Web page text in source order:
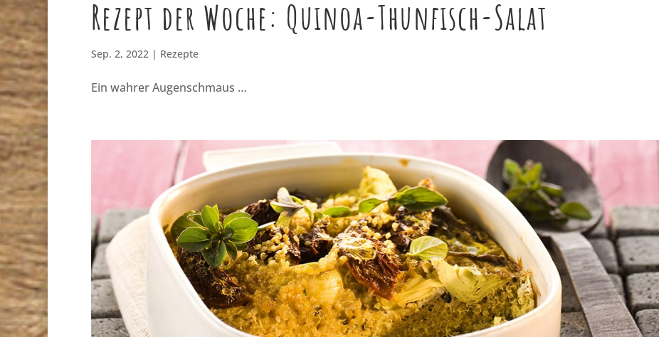
Rezept der Woche: Quinoa-Thunfisch-Salat
Sep. 2, 2022| Rezepte
Ein wahrer Augenschmaus …